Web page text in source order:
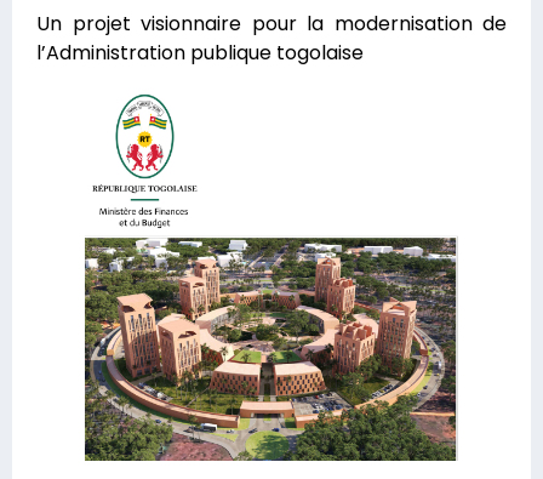
Un projet visionnaire pour la modernisation de
l’Administration publique togolaise